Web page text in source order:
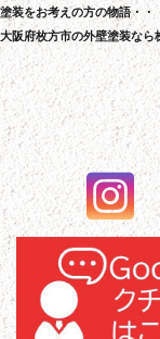
塗装をお考えの方の物語・
大阪府枚方市の外壁塗装なら
TOP
料金・施
当社 が選ば